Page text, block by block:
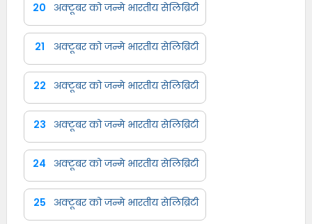
20 अक्टूबर को जन्मे भारतीय सेलिब्रिटी
21 अक्टूबर को जन्मे भारतीय सेलिब्रिटी
22 अक्टूबर को जन्मे भारतीय सेलिब्रिटी
23 अक्टूबर को जन्मे भारतीय सेलिब्रिटी
24 अक्टूबर को जन्मे भारतीय सेलिब्रिटी
25 अक्टूबर को जन्मे भारतीय सेलिब्रिटी